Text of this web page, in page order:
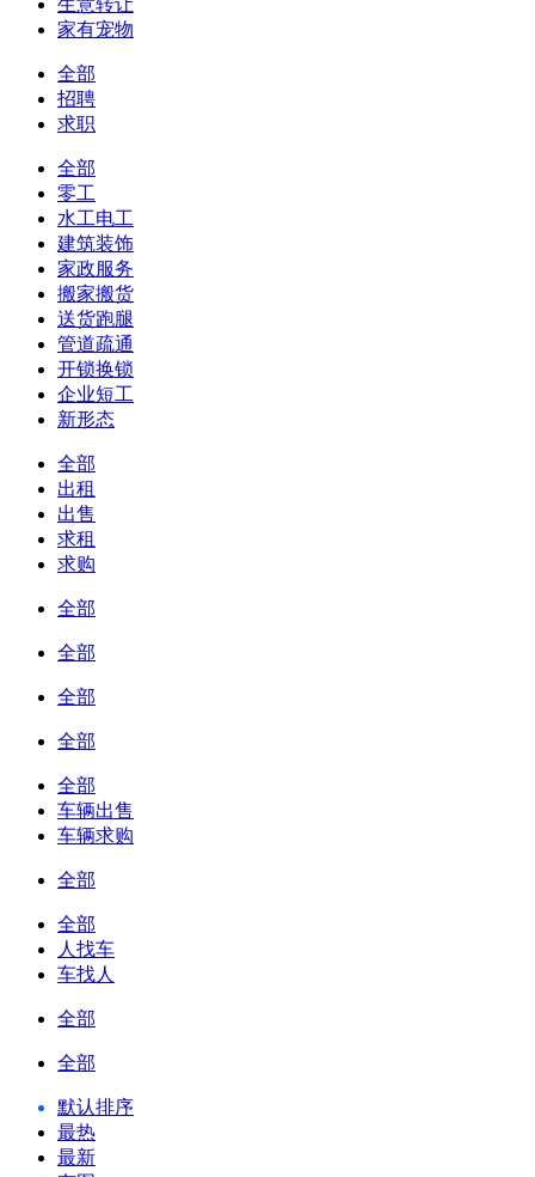
生意转让
家有宠物
全部
招聘
求职
全部
零工
水工电工
建筑装饰
家政服务
搬家搬货
送货跑腿
管道疏通
开锁换锁
企业短工
新形态
全部
出租
出售
求租
求购
全部
全部
全部
全部
全部
车辆出售
车辆求购
全部
全部
人找车
车找人
全部
全部
默认排序
最热
最新